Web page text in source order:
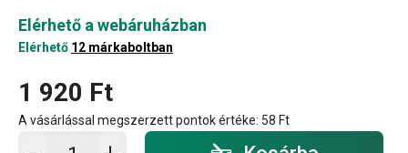
Elérhető a webáruházban
Elérhető 12 márkaboltban
1 920 Ft
A vásárlással megszerzett pontok értéke: 58 Ft
Kosárba - mennyiség